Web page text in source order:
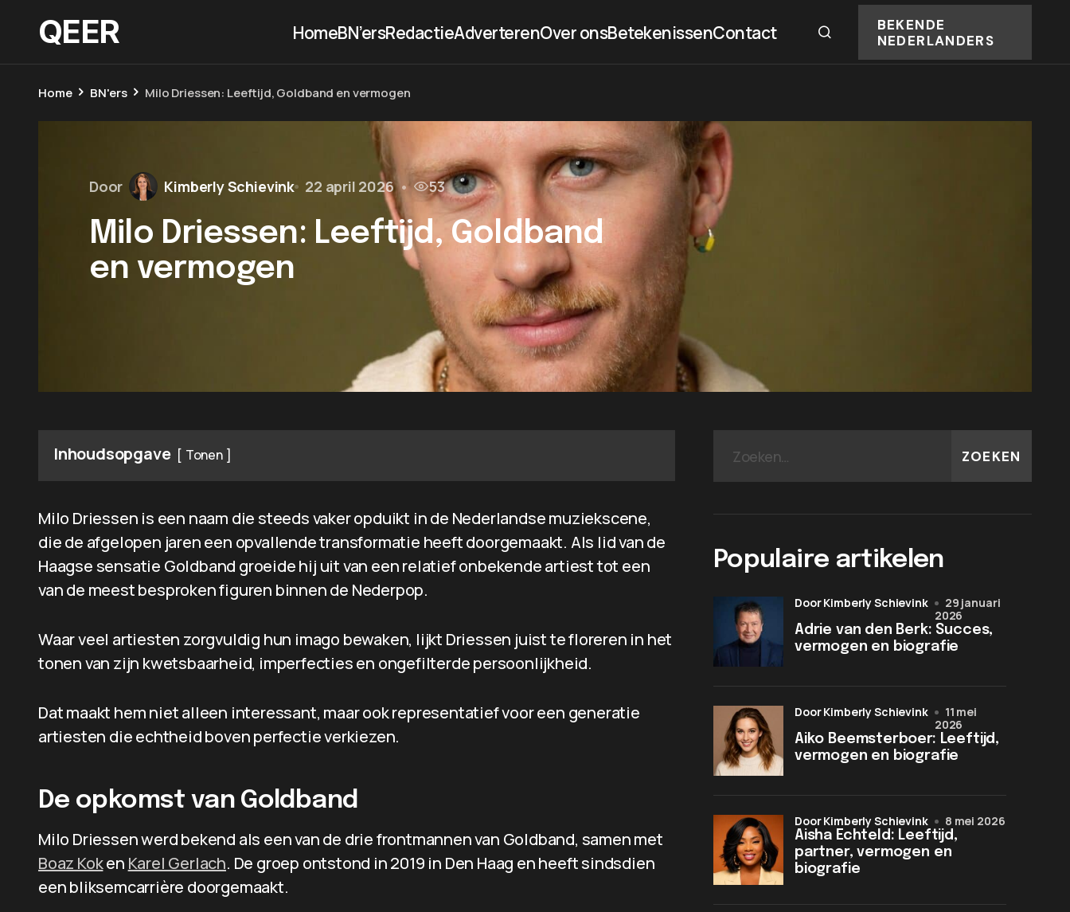
QEER HomeBN’ersRedactieAdverterenOver onsBetekenissenContact
BEKENDE
NEDERLANDERS
Home BN'ers Milo Driessen: Leeftijd, Goldband en vermogen
Door Kimberly Schievink 22 april 2026 • 53
Milo Driessen: Leeftijd, Goldband
en vermogen
Inhoudsopgave Tonen
Milo Driessen is een naam die steeds vaker opduikt in de Nederlandse muziekscene,
die de afgelopen jaren een opvallende transformatie heeft doorgemaakt. Als lid van de
Haagse sensatie Goldband groeide hij uit van een relatief onbekende artiest tot een
van de meest besproken figuren binnen de Nederpop.
Waar veel artiesten zorgvuldig hun imago bewaken, lijkt Driessen juist te floreren in het
tonen van zijn kwetsbaarheid, imperfecties en ongefilterde persoonlijkheid.
Dat maakt hem niet alleen interessant, maar ook representatief voor een generatie
artiesten die echtheid boven perfectie verkiezen.
De opkomst van Goldband
Milo Driessen werd bekend als een van de drie frontmannen van Goldband, samen met
Boaz Koken Karel Gerlach. De groep ontstond in 2019 in Den Haag en heeft sindsdien
een bliksemcarrière doorgemaakt.
ZOEKEN
Populaire artikelen
Adrie van den Berk: Succes,
vermogen en biografie
door Kimberly Schievink
29 januari
2026
Aiko Beemsterboer: Leeftijd,
vermogen en biografie
door Kimberly Schievink
11 mei
2026
Aisha Echteld: Leeftijd,
partner, vermogen en
biografie
door Kimberly Schievink 8 mei 2026